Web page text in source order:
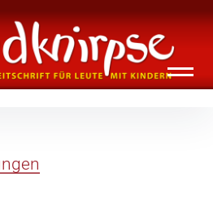
Zeitschrift für Leute
Kindern